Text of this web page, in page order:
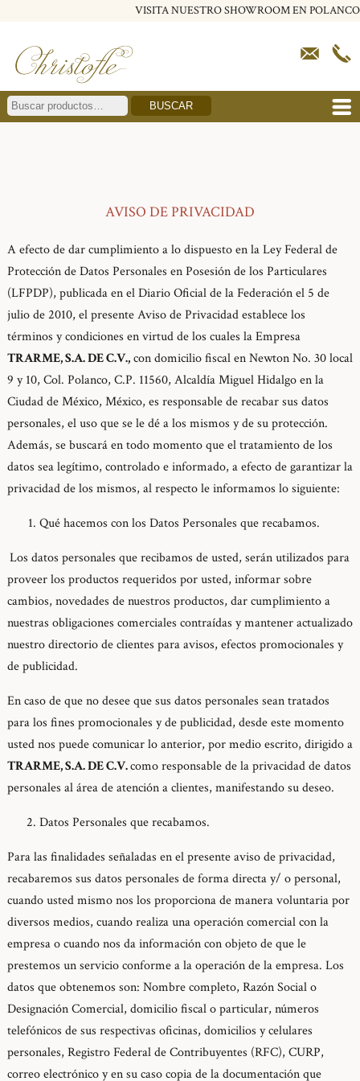
VISITA NUESTRO SHOWROOM EN POLANCO
BUSCAR
AVISO DE PRIVACIDAD
A efecto de dar cumplimiento a lo dispuesto en la Ley Federal de
Protección de Datos Personales en Posesión de los Particulares
(LFPDP), publicada en el Diario Oficial de la Federación el 5 de
julio de 2010, el presente Aviso de Privacidad establece los
términos y condiciones en virtud de los cuales la Empresa
TRARME, S.A. DE C.V.,con domicilio fiscal en Newton No. 30 local
9 y 10, Col. Polanco, C.P. 11560, Alcaldía Miguel Hidalgo en la
Ciudad de México, México, es responsable de recabar sus datos
personales, el uso que se le dé a los mismos y de su protección.
Además, se buscará en todo momento que el tratamiento de los
datos sea legítimo, controlado e informado, a efecto de garantizar la
privacidad de los mismos, al respecto le informamos lo siguiente:
Qué hacemos con los Datos Personales que recabamos.
Los datos personales que recibamos de usted, serán utilizados para
proveer los productos requeridos por usted, informar sobre
cambios, novedades de nuestros productos, dar cumplimiento a
nuestras obligaciones comerciales contraídas y mantener actualizado
nuestro directorio de clientes para avisos, efectos promocionales y
de publicidad.
En caso de que no desee que sus datos personales sean tratados
para los fines promocionales y de publicidad, desde este momento
usted nos puede comunicar lo anterior, por medio escrito, dirigido a
TRARME, S.A. DE C.V.como responsable de la privacidad de datos
personales al área de atención a clientes, manifestando su deseo.
Datos Personales que recabamos.
Para las finalidades señaladas en el presente aviso de privacidad,
recabaremos sus datos personales de forma directa y/ o personal,
cuando usted mismo nos los proporciona de manera voluntaria por
diversos medios, cuando realiza una operación comercial con la
empresa o cuando nos da información con objeto de que le
prestemos un servicio conforme a la operación de la empresa. Los
datos que obtenemos son: Nombre completo, Razón Social o
Designación Comercial, domicilio fiscal o particular, números
telefónicos de sus respectivas oficinas, domicilios y celulares
personales, Registro Federal de Contribuyentes (RFC), CURP,
correo electrónico y en su caso copia de la documentación que